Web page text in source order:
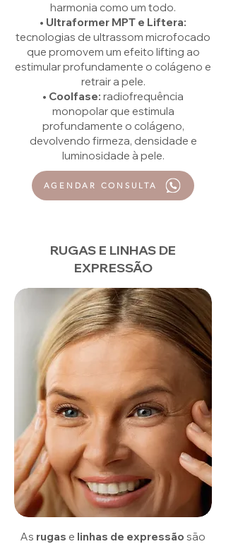
harmonia como um todo.
• Ultraformer MPT e Liftera:
tecnologias de ultrassom microfocado
que promovem um efeito lifting ao
estimular profundamente o colágeno e
retrair a pele.
• Coolfase: radiofrequência
monopolar que estimula
profundamente o colágeno,
devolvendo firmeza, densidade e
luminosidade à pele.
AGENDAR CONSULTA
RUGAS E LINHAS DE
EXPRESSÃO
As rugas e linhas de expressão são